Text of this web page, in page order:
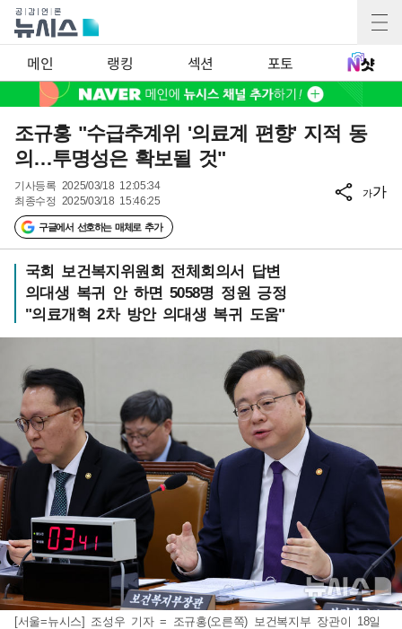
메인 랭킹 섹션 포토
조규홍 "수급추계위 '의료계 편향' 지적 동
의…투명성은 확보될 것"
기사등록 2025/03/18 12:05:34
최종수정 2025/03/18 15:46:25
구글에서 선호하는 매체로 추가
가가
국회 보건복지위원회 전체회의서 답변
의대생 복귀 안 하면 5058명 정원 긍정
"의료개혁 2차 방안 의대생 복귀 도움"
[서울=뉴시스] 조성우 기자 = 조규홍(오른쪽) 보건복지부 장관이 18일